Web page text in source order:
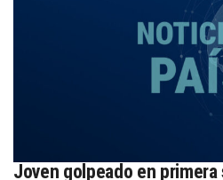
Joven golpeado en